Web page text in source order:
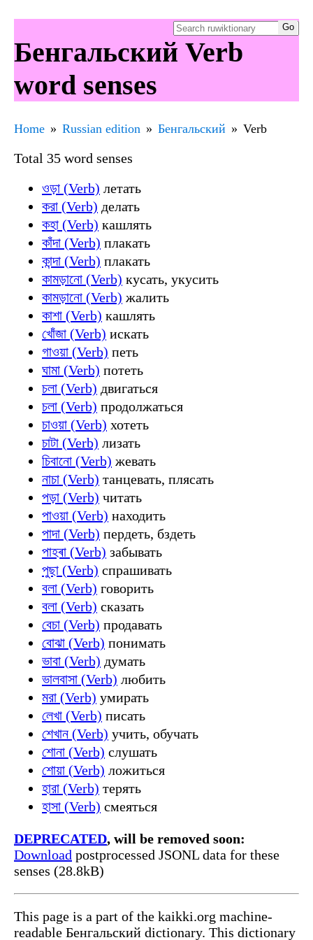
Бенгальский Verb
word senses
Home Russian edition Бенгальский Verb
Total 35 word senses
ওড়া (Verb) летать
করা (Verb) делать
কহা (Verb) кашлять
কাঁদা (Verb) плакать
কান্দা (Verb) плакать
কামড়ানো (Verb) кусать, укусить
কামড়ানো (Verb) жалить
কাশা (Verb) кашлять
খোঁজা (Verb) искать
গাওয়া (Verb) петь
ঘামা (Verb) потеть
চলা (Verb) двигаться
চলা (Verb) продолжаться
চাওয়া (Verb) хотеть
চাটা (Verb) лизать
চিবানো (Verb) жевать
নাচা (Verb) танцевать, плясать
পড়া (Verb) читать
পাওয়া (Verb) находить
পাদা (Verb) пердеть, бздеть
পাহৰা (Verb) забывать
পুছা (Verb) спрашивать
বলা (Verb) говорить
বলা (Verb) сказать
বেচা (Verb) продавать
বোঝা (Verb) понимать
ভাবা (Verb) думать
ভালবাসা (Verb) любить
মরা (Verb) умирать
লেখা (Verb) писать
শেখান (Verb) учить, обучать
শোনা (Verb) слушать
শোয়া (Verb) ложиться
হারা (Verb) терять
হাসা (Verb) смеяться
DEPRECATED, will be removed soon:
Download postprocessed JSONL data for these
senses (28.8kB)
This page is a part of the kaikki.org machine-
readable Бенгальский dictionary. This dictionary